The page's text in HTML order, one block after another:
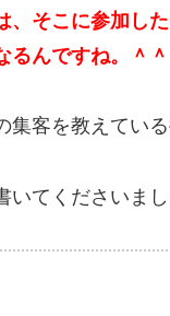
、そこに参加し
るんですね。＾＾
客を教えている
てくださいまし